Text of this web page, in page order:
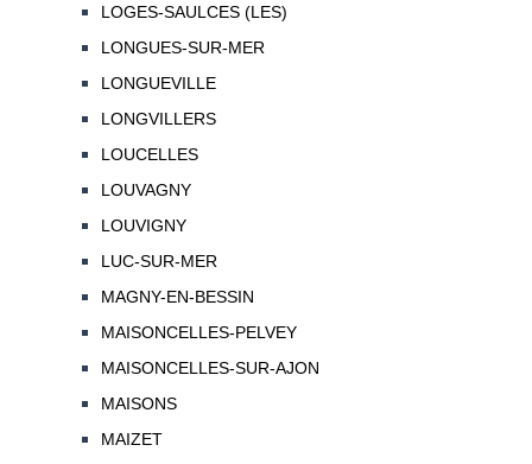
LOGES-SAULCES (LES)
LONGUES-SUR-MER
LONGUEVILLE
LONGVILLERS
LOUCELLES
LOUVAGNY
LOUVIGNY
LUC-SUR-MER
MAGNY-EN-BESSIN
MAISONCELLES-PELVEY
MAISONCELLES-SUR-AJON
MAISONS
MAIZET